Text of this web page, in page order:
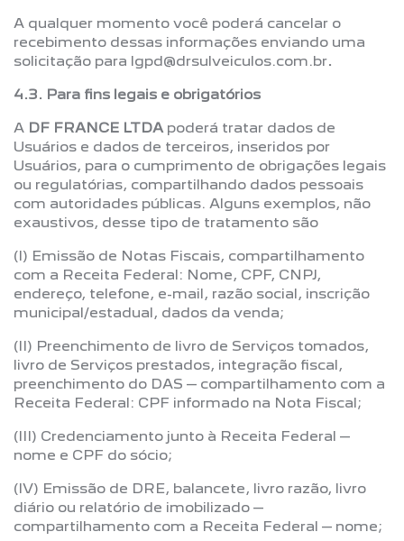
A qualquer momento você poderá cancelar o
recebimento dessas informações enviando uma
solicitação para lgpd@drsulveiculos.com.br.
4.3. Para fins legais e obrigatórios
A DF FRANCE LTDApoderá tratar dados de
Usuários e dados de terceiros, inseridos por
Usuários, para o cumprimento de obrigações legais
ou regulatórias, compartilhando dados pessoais
com autoridades públicas. Alguns exemplos, não
exaustivos, desse tipo de tratamento são
(I) Emissão de Notas Fiscais, compartilhamento
com a Receita Federal: Nome, CPF, CNPJ,
endereço, telefone, e-mail, razão social, inscrição
municipal/estadual, dados da venda;
(II) Preenchimento de livro de Serviços tomados,
livro de Serviços prestados, integração fiscal,
preenchimento do DAS – compartilhamento com a
Receita Federal: CPF informado na Nota Fiscal;
(III) Credenciamento junto à Receita Federal –
nome e CPF do sócio;
(IV) Emissão de DRE, balancete, livro razão, livro
diário ou relatório de imobilizado –
compartilhamento com a Receita Federal – nome;